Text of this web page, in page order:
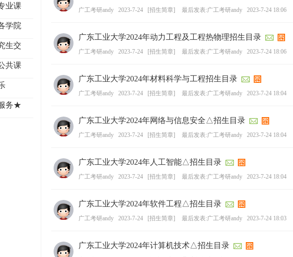
业课
学院
生交
共课
务★
广工考研andy 2023-7-24 [招生简章] 最后发表:广工考研andy 2023-7-24 18:06
广东工业大学2024年动力工程及工程热物理招生目录
广工考研andy 2023-7-24 [招生简章] 最后发表:广工考研andy 2023-7-24 18:06
广东工业大学2024年材料科学与工程招生目录
广工考研andy 2023-7-24 [招生简章] 最后发表:广工考研andy 2023-7-24 18:04
广东工业大学2024年网络与信息安全△招生目录
广工考研andy 2023-7-24 [招生简章] 最后发表:广工考研andy 2023-7-24 18:04
广东工业大学2024年人工智能△招生目录
广工考研andy 2023-7-24 [招生简章] 最后发表:广工考研andy 2023-7-24 18:04
广东工业大学2024年软件工程△招生目录
广工考研andy 2023-7-24 [招生简章] 最后发表:广工考研andy 2023-7-24 18:03
广东工业大学2024年计算机技术△招生目录